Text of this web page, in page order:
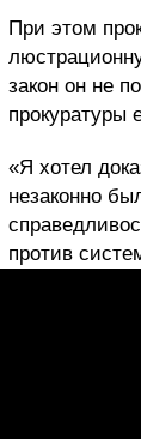
При этом
закон он не
«Я хотел
незаконно
против